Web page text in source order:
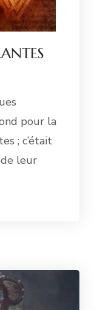
pour la
; c’était
leur